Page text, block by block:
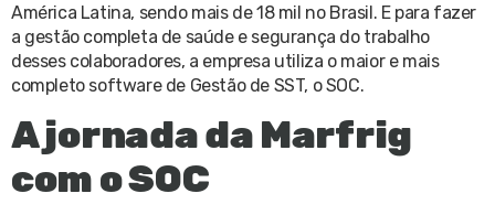
América Latina, sendo mais de 18 mil no Brasil. E para fazer
a gestão completa de saúde e segurança do trabalho
desses colaboradores, a empresa utiliza o maior e mais
completo software de Gestão de SST, o SOC.
A jornada da Marfrig
com o SOC